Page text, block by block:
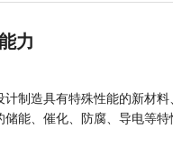
力
制造具有特殊性能的新材
能、催化、防腐、导电等特